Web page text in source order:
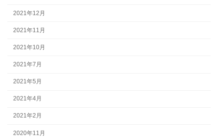
2021年12月
2021年11月
2021年10月
2021年7月
2021年5月
2021年4月
2021年2月
2020年11月